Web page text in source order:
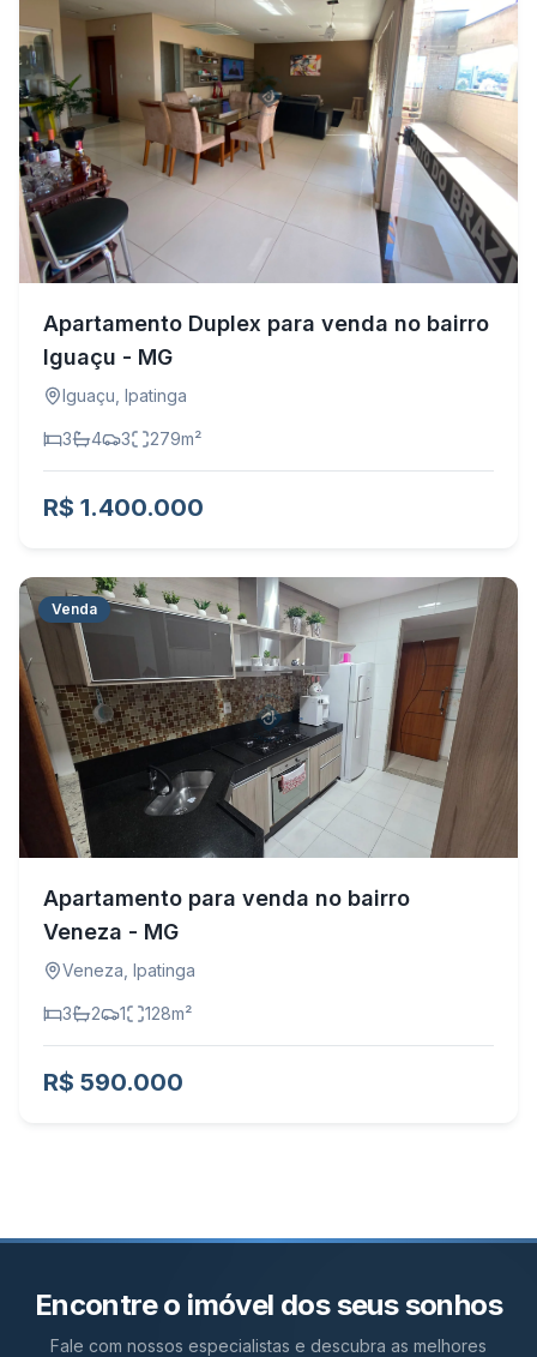
Apartamento Duplex para venda no bairro
Iguaçu - MG
Iguaçu Ipatinga
3 4 3 279m²
R$ 1.400.000
Venda
Apartamento para venda no bairro
Veneza - MG
Veneza Ipatinga
3 2 1 128m²
R$ 590.000
Encontre o imóvel dos seus sonhos
Fale com nossos especialistas e descubra as melhores